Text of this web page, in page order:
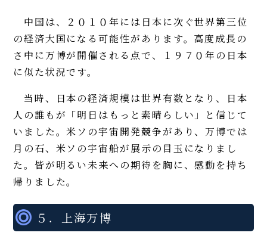
中国は、２０１０年には日本に次ぐ世界第三位
の経済大国になる可能性があります。高度成長の
さ中に万博が開催される点で、１９７０年の日本
に似た状況です。
当時、日本の経済規模は世界有数となり、日本
人の誰もが「明日はもっと素晴らしい」と信じて
いました。米ソの宇宙開発競争があり、万博では
月の石、米ソの宇宙船が展示の目玉になりまし
た。皆が明るい未来への期待を胸に、感動を持ち
帰りました。
５．上海万博